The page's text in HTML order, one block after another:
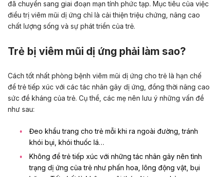
đã chuyển sang giai đoạn mạn tính phức tạp. Mục tiêu của việc
điều trị viêm mũi dị ứng chỉ là cải thiện triệu chứng, nâng cao
chất lượng sống và sự phát triển của trẻ.
Trẻ bị viêm mũi dị ứng phải làm sao?
Cách tốt nhất phòng bệnh viêm mũi dị ứng cho trẻ là hạn chế
để trẻ tiếp xúc với các tác nhân gây dị ứng, đồng thời nâng cao
sức đề kháng của trẻ. Cụ thể, các mẹ nên lưu ý những vấn đề
như sau:
Đeo khẩu trang cho trẻ mỗi khi ra ngoài đường, tránh
khói bụi, khói thuốc lá…
Không để trẻ tiếp xúc với những tác nhân gây nên tình
trạng dị ứng của trẻ như phấn hoa, lông động vật, bụi